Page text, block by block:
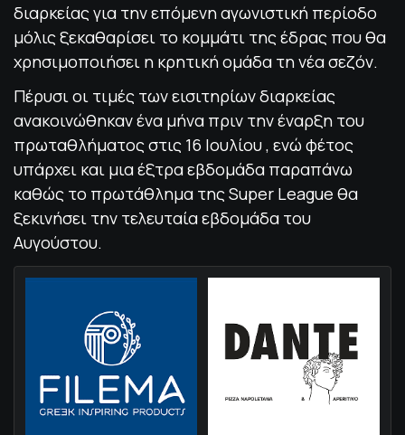
διαρκείας για την επόμενη αγωνιστική περίοδο
μόλις ξεκαθαρίσει το κομμάτι της έδρας που θα
χρησιμοποιήσει η κρητική ομάδα τη νέα σεζόν.
Πέρυσι οι τιμές των εισιτηρίων διαρκείας
ανακοινώθηκαν ένα μήνα πριν την έναρξη του
πρωταθλήματος στις 16 Ιουλίου , ενώ φέτος
υπάρχει και μια έξτρα εβδομάδα παραπάνω
καθώς το πρωτάθλημα της Super League θα
ξεκινήσει την τελευταία εβδομάδα του
Αυγούστου.